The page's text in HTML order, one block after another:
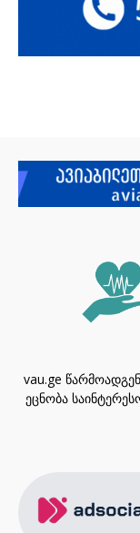
vau.ge
ეცნობა